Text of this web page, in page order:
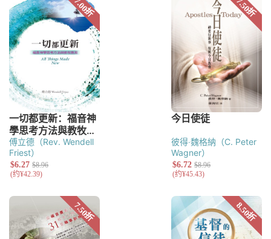
傅立德（Rev. Wendell
Friest）
彼得‧魏格納（C. Peter
Wagner）